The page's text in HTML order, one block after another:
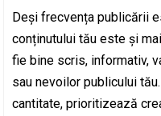
Deși frecvența publicării
conținutului tău este și
fie bine scris, informativ,
sau nevoilor publicului
cantitate, prioritizează